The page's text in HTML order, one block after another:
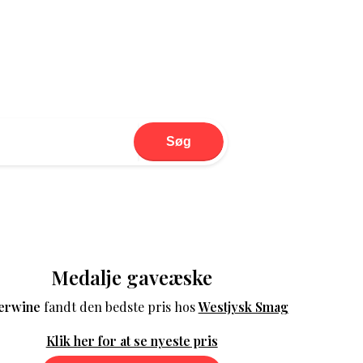
Søg
Medalje gaveæske
fandt den bedste pris hosWestjysk Smag
Klik her for at se nyeste pris